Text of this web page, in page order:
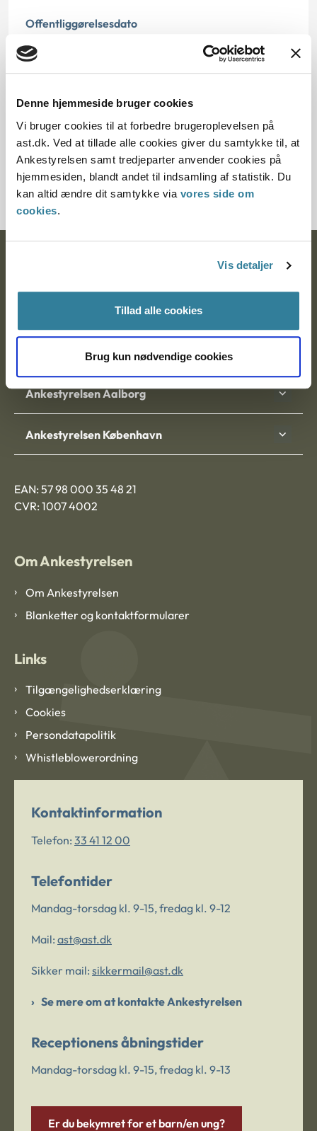
Denne hjemmeside bruger cookies
Vi bruger cookies til at forbedre brugeroplevelsen på
ast.dk. Ved at tillade alle cookies giver du samtykke til, at
Ankestyrelsen samt tredjeparter anvender cookies på
hjemmesiden, blandt andet til indsamling af statistik. Du
kan altid ændre dit samtykke via vores side om
cookies.
Vis detaljer
Tillad alle cookies
Brug kun nødvendige cookies
Offentliggørelsesdato
12.07.2013
Journalnummer
21664-95
Postadresse:
9000 Aalborg
Ankestyrelsen Aalborg
Ankestyrelsen København
EAN: 57 98 000 35 48 21
CVR: 1007 4002
Om Ankestyrelsen
Om Ankestyrelsen
Blanketter og kontaktformularer
Links
Tilgængelighedserklæring
Cookies
Persondatapolitik
Whistleblowerordning
Kontaktinformation
Telefon: 33 41 12 00
Telefontider
Mandag-torsdag kl. 9-15, fredag kl. 9-12
Mail: ast@ast.dk
Sikker mail: sikkermail@ast.dk
Se mere om at kontakte Ankestyrelsen
Receptionens åbningstider
Mandag-torsdag kl. 9-15, fredag kl. 9-13
Er du bekymret for et barn/en ung?